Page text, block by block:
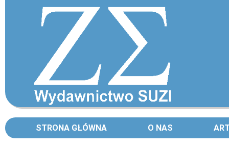
STRONA GŁÓWNA O NAS